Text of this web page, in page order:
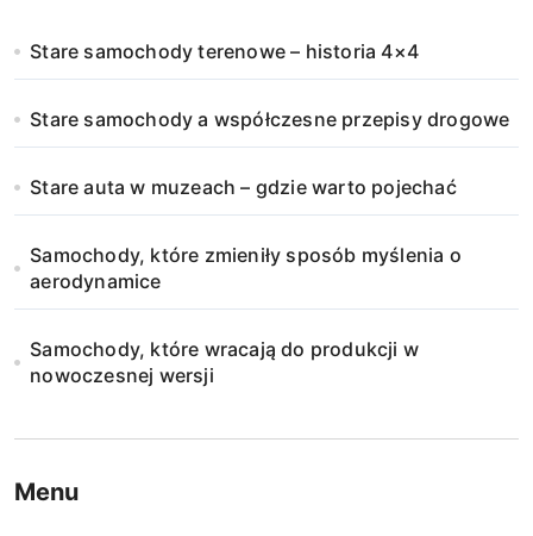
Stare samochody terenowe – historia 4×4
Stare samochody a współczesne przepisy drogowe
Stare auta w muzeach – gdzie warto pojechać
Samochody, które zmieniły sposób myślenia o
aerodynamice
Samochody, które wracają do produkcji w
nowoczesnej wersji
Menu